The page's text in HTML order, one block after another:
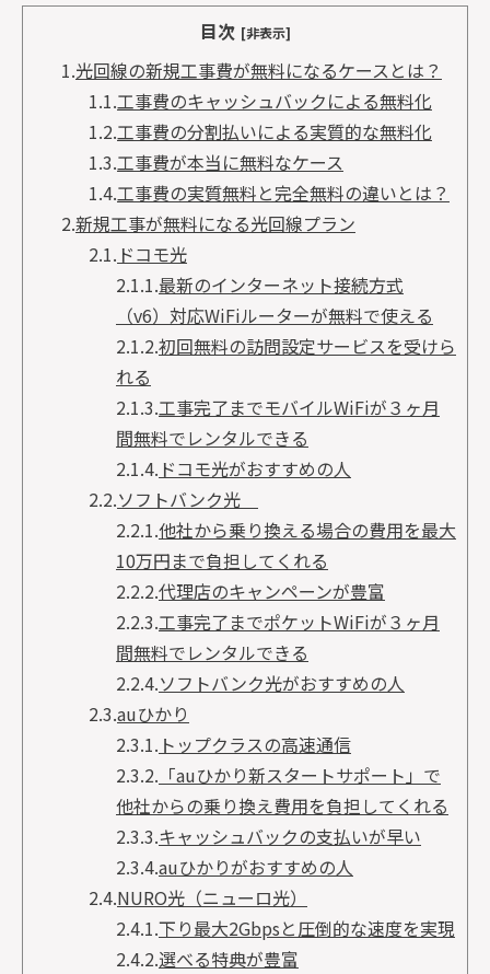
目次 [非表示]
1.光回線の新規工事費が無料になるケースとは？
1.1.工事費のキャッシュバックによる無料化
1.2.工事費の分割払いによる実質的な無料化
1.3.工事費が本当に無料なケース
1.4.工事費の実質無料と完全無料の違いとは？
2.新規工事が無料になる光回線プラン
2.1. ドコモ光
2.1.1.最新のインターネット接続方式
（v6）対応WiFiルーターが無料で使える
2.1.2.初回無料の訪問設定サービスを受けら
れる
2.1.3.工事完了までモバイルWiFiが３ヶ月
間無料でレンタルできる
2.1.4. ドコモ光がおすすめの人
2.2.ソフトバンク光
2.2.1.他社から乗り換える場合の費用を最大
10万円まで負担してくれる
2.2.2.代理店のキャンペーンが豊富
2.2.3.工事完了までポケットWiFiが３ヶ月
間無料でレンタルできる
2.2.4.ソフトバンク光がおすすめの人
2.3.auひかり
2.3.1. トップクラスの高速通信
2.3.2. 「auひかり新スタートサポート」で
他社からの乗り換え費用を負担してくれる
2.3.3.キャッシュバックの支払いが早い
2.3.4.auひかりがおすすめの人
2.4.NURO光（ニューロ光）
2.4.1.下り最大2Gbpsと圧倒的な速度を実現
2.4.2.選べる特典が豊富